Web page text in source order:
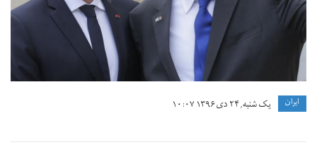
ايران یک شنبه, ۲۴ دی ۱۳۹۶ ۱۰:۰۷